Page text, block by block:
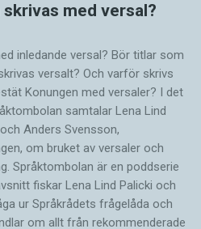
skrivas med versal?
inledande versal? Bör titlar som
versalt? Och varför skrivs
Konungen med versaler? I det
samtalar Lena Lind
Anders Svensson,
om bruket av versaler och
Språktombolan är en poddserie
fiskar Lena Lind Palicki och
ur Språkrådets frågelåda och
om allt från rekommenderade